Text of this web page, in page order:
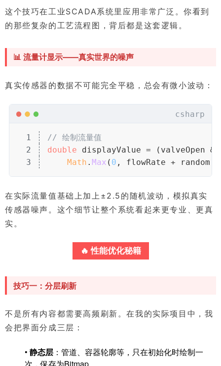
这个技巧在工业SCADA系统里应用非常广泛。你看到
的那些复杂的工艺流程图，背后都是这套逻辑。
📊 流量计显示——真实世界的噪声
真实传感器的数据不可能完全平稳，总会有微小波动：
csharp
1
// 绘制流量值
2
double displayValue = (valveOpen &&
3
Math . Max ( 0 , flowRate + random.
在实际流量值基础上加上±2.5的随机波动，模拟真实
传感器噪声。这个细节让整个系统看起来更专业、更真
实。
🔥 性能优化秘籍
技巧一：分层刷新
不是所有内容都需要高频刷新。在我的实际项目中，我
会把界面分成三层：
• 静态层 ：管道、容器轮廓等，只在初始化时绘制一